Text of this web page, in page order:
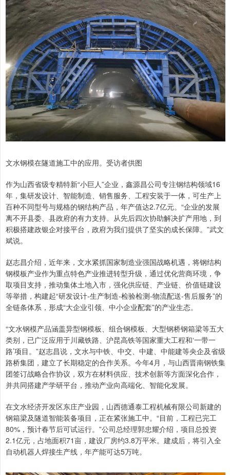
文水钢模在隧道施工中的应用。受访者供图
作为山西省级专精特新“小巨人”企业，鑫源昌公司专注钢结构领域16
年，集研发设计、智能制造、销售服务、工程安装于一体，可生产上
百种不同型号与规格的钢结构产品，年产值达2.7亿元。“企业的发展
离不开县委、县政府的有力支持。从先后四次协助解决扩产用地，到
积极搭建政银企对接平台，政府为我们提供了坚实的成长保障。”武文
斌说。
赵志昌介绍，近年来，文水紧抓国家制造业强国战略机遇，将钢结构
钢模板产业作为重点特色产业推进转型升级，通过优化营商环境，争
取项目支持，推动集体土地入市，强化供应链、产业链、价值链建设
等举措，构建起“研发设计-生产制造-检验检测-物流配送-售后服务”的
全链条体系，形成“大企业引领、中小企业配套”的产业生态。
“文水钢模产品涵盖异型钢模板、组合钢模板、大型钢桥钢箱梁等五大
类别，已广泛应用于川藏铁路、沪昆高铁等国家重大工程和‘一带一
路’项目。”赵志昌说，文水与中铁、中交、中建、中能建等央企及省级
路桥集团，建立了长期稳定的合作关系。今年4月，与山西晋南钢铁集
团签订战略合作协议，双方在材料供应、技术创新等方面深化合作，
并共同搭建产学研平台，推动产业向高端化、智能化发展。
在文水经济开发区东庄产业园，山西德通泰工程机械有限公司新建的
钢箱梁及隧道智能装备项目，正在紧张施工中。“目前，工程已完工
80%，预计春节后可试运行。”公司总经理郭忠耀介绍，项目总投资
2.1亿元，占地面积71亩，建设厂房约3.8万平米。建成后，将引入全
自动机器人焊接生产线，年产能可达5万吨。